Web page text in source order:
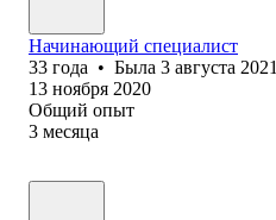
Начинающий специалист
33 года • Была 3 августа 2021
13 ноября 2020
Общий опыт
3 месяца